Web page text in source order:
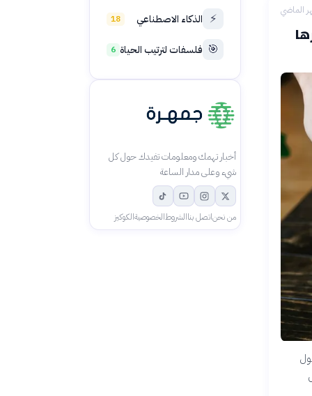
الماضي
⚡ الذكاء الاصطناعي 18
🎯 فلسفات لترتيب الحياة 6
أخبار تهمك ومعلومات تفيدك حول كل
شيء وعلى مدار الساعة
من نحناتصل بناالشروطالخصوصيةالكوكيز